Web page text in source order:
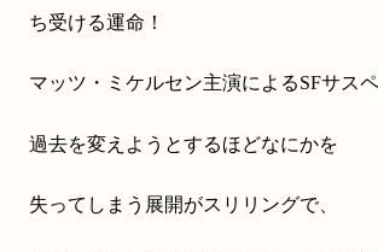
ち受ける運命！
マッツ・ミケルセン主演によるSFサスペ
過去を変えようとするほどなにかを
失ってしまう展開がスリリングで、